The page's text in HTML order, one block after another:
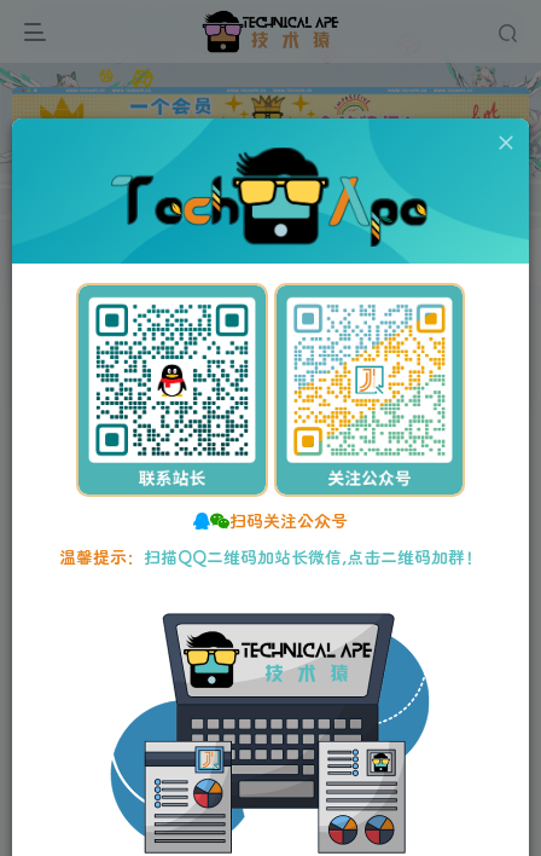
广告
(自适应移动端)绿色生态农业企业网站pbootcms模板 农
业种植网站源码下载
网站源码 PbootCMS模板 正文
0
此内容为付费资源，请付费后查看
Y币10Y币25
立即购买
您当前未登录！建议登录后购买，可保存购买订单。
stalker
2年前更新
扫码关注公众号
温馨提示： 扫描QQ二维码加站长微信,点击二维码加群！